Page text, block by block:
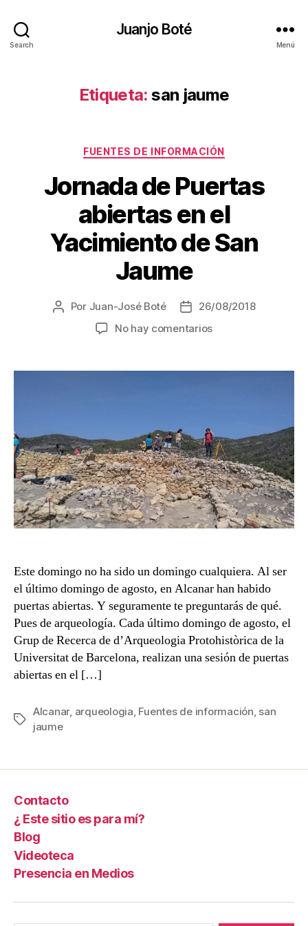
Search
Juanjo Boté
Menú
Etiqueta: san jaume
Categorías
FUENTES DE INFORMACIÓN
Jornada de Puertas
abiertas en el
Yacimiento de San
Jaume
Autor
Por Juan-José Boté
Fecha26/08/2018
No hay comentariosen
Puertas
Yacimiento
de
San
Jaume
Este domingo no ha sido un domingo cualquiera. Al ser
el último domingo de agosto, en Alcanar han habido
puertas abiertas. Y seguramente te preguntarás de qué.
Pues de arqueología. Cada último domingo de agosto, el
Grup de Recerca de d’Arqueologia Protohistòrica de la
Universitat de Barcelona, realizan una sesión de puertas
abiertas en el […]
Etiquetas
Alcanar, arqueologia, Fuentes de información, san
jaume
Contacto
¿ Este sitio es para mí?
Blog
Videoteca
Presencia en Medios